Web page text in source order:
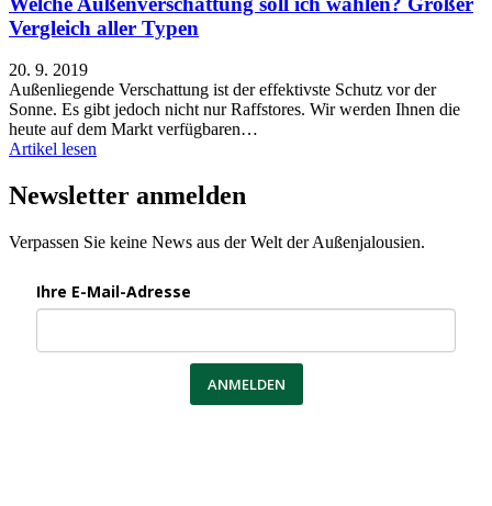
Vergleich aller Typen
20. 9. 2019
Außenliegende Verschattung ist der effektivste Schutz vor der
Sonne. Es gibt jedoch nicht nur Raffstores. Wir werden Ihnen die
heute auf dem Markt verfügbaren…
Artikel lesen
Newsletter anmelden
Verpassen Sie keine News aus der Welt der Außenjalousien.
Ihre E-Mail-Adresse
ANMELDEN